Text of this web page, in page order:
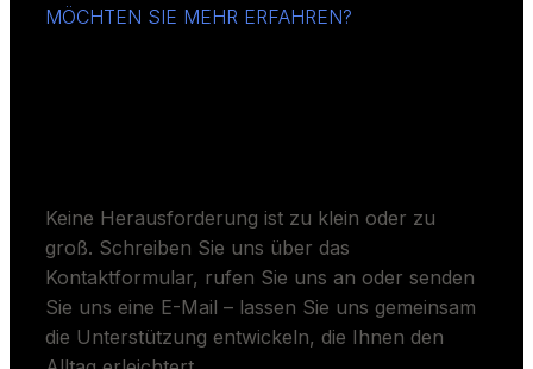
MÖCHTEN SIE MEHR ERFAHREN?
Keine Herausforderung ist zu klein oder zu
groß. Schreiben Sie uns über das
Kontaktformular, rufen Sie uns an oder senden
Sie uns eine E-Mail – lassen Sie uns gemeinsam
die Unterstützung entwickeln, die Ihnen den